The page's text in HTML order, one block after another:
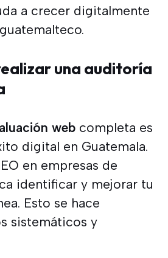
a crecer digitalmente
una auditoría
web completa es
digital en Guatemala.
en empresas de
identificar y mejorar tu
Esto se hace
sistemáticos y